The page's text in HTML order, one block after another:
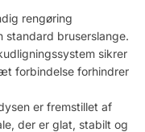
rengøring
standard bruserslange.
sikrer
forbindelse forhindrer
er fremstillet af
der er glat, stabilt og